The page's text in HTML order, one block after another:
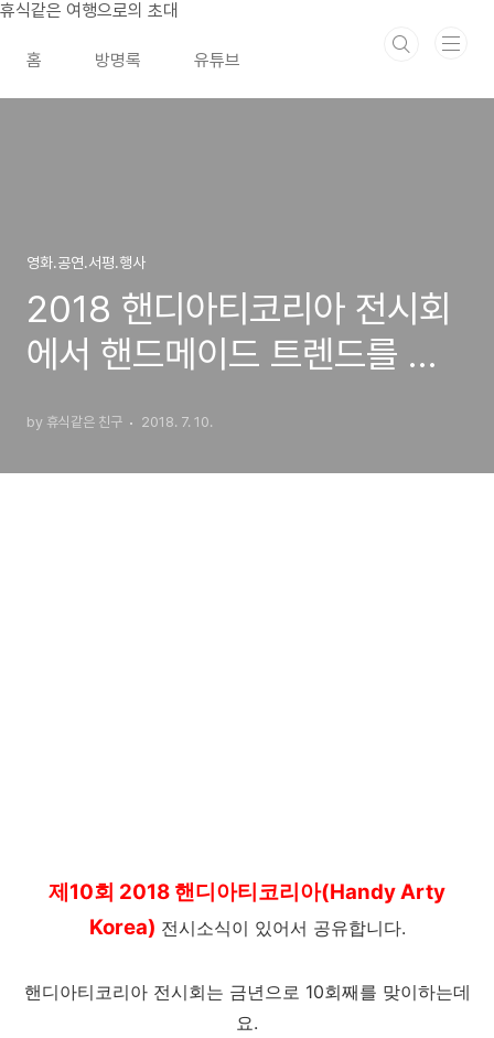
본문 바로가기
휴식같은 여행으로의 초대
홈 방명록 유튜브
영화.공연.서평.행사
2018 핸디아티코리아 전시회
에서 핸드메이드 트렌드를 공
by 휴식같은 친구 2018. 7. 10.
제10회 2018 핸디아티코리아(Handy Arty
Korea) 전시소식이 있어서 공유합니다.
핸디아티코리아 전시회는 금년으로 10회째를 맞이하는데
요.